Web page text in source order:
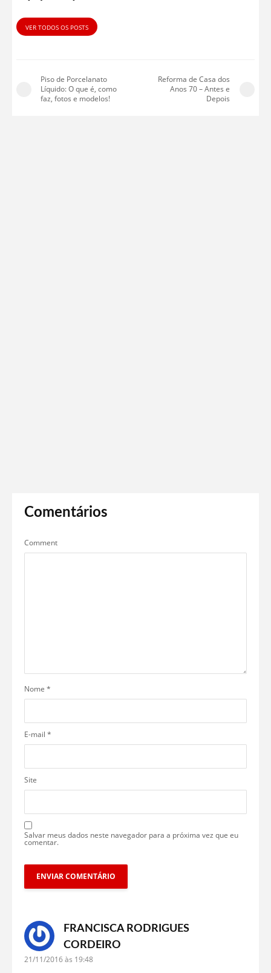
VER TODOS OS POSTS
Piso de Porcelanato
Líquido: O que é, como
faz, fotos e modelos!
Reforma de Casa dos
Anos 70 – Antes e
Depois
Comentários
Comment
Nome *
E-mail *
Site
Salvar meus dados neste navegador para a próxima vez que eu
comentar.
FRANCISCA RODRIGUES
CORDEIRO
21/11/2016 às 19:48